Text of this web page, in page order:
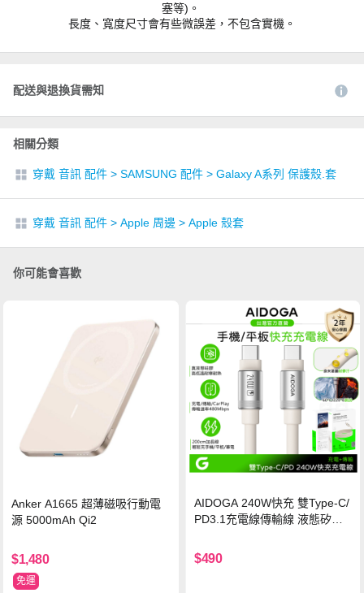
塞等)。
長度、寬度尺寸會有些微誤差，不包含實機。
配送與退換貨需知
相關分類
穿戴 音訊 配件 > SAMSUNG 配件 > Galaxy A系列 保護殼.套
穿戴 音訊 配件 > Apple 周邊 > Apple 殼套
你可能會喜歡
Anker A1665 超薄磁吸行動電
源 5000mAh Qi2
$1,480
免運
AIDOGA 240W快充 雙Type-C/
PD3.1充電線傳輸線 液態矽膠
機/平板/筆電
$490